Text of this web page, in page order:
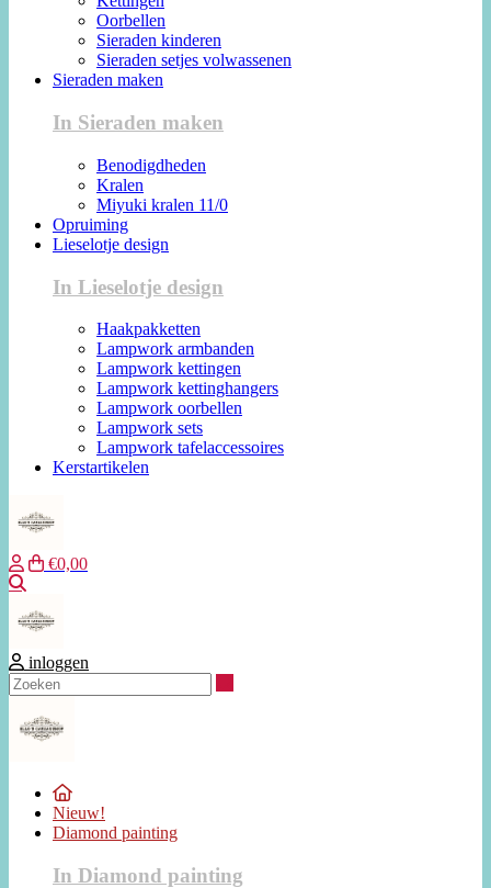
Oorbellen
Sieraden kinderen
Sieraden setjes volwassenen
Sieraden maken
In Sieraden maken
Benodigdheden
Kralen
Miyuki kralen 11/0
Opruiming
Lieselotje design
In Lieselotje design
Haakpakketten
Lampwork armbanden
Lampwork kettingen
Lampwork kettinghangers
Lampwork oorbellen
Lampwork sets
Lampwork tafelaccessoires
Kerstartikelen
€0,00
inloggen
Nieuw!
Diamond painting
In Diamond painting